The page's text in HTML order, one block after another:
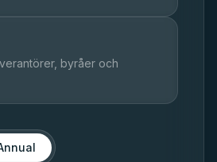
byråer och